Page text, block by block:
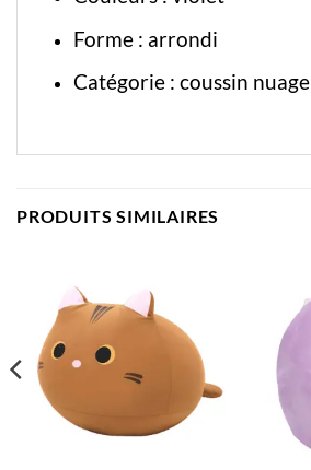
Forme : arrondi
Catégorie : coussin nuage
PRODUITS SIMILAIRES